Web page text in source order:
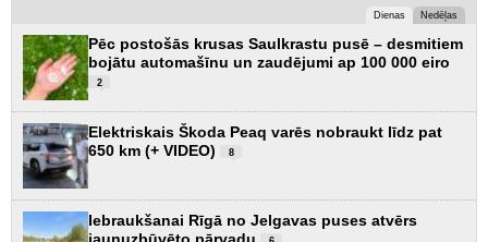
Dienas Nedēļas
Pēc postošās krusas Saulkrastu pusē – desmitiem
bojātu automašīnu un zaudējumi ap 100 000 eiro
2
Elektriskais Škoda Peaq varēs nobraukt līdz pat
650 km (+ VIDEO)
8
Iebraukšanai Rīgā no Jelgavas puses atvērs
jaunuzbūvēto pārvadu